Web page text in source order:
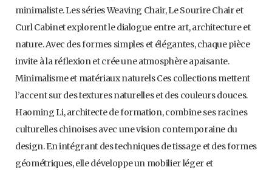
minimaliste. Les séries Weaving Chair, Le Sourire Chair et
Curl Cabinet explorent le dialogue entre art, architecture et
nature. Avec des formes simples et élégantes, chaque pièce
invite à la réflexion et crée une atmosphère apaisante.
Minimalisme et matériaux naturels Ces collections mettent
l’accent sur des textures naturelles et des couleurs douces.
Haoming Li, architecte de formation, combine ses racines
culturelles chinoises avec une vision contemporaine du
design. En intégrant des techniques de tissage et des formes
géométriques, elle développe un mobilier léger et